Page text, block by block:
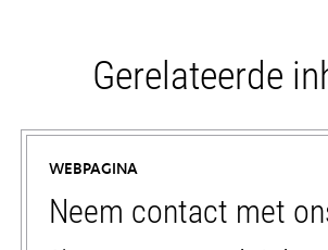
Gerelateerde
WEBPAGINA
Neem contact met